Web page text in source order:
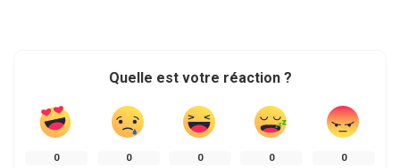
Quelle est votre réaction ?
0 0 0 0 0